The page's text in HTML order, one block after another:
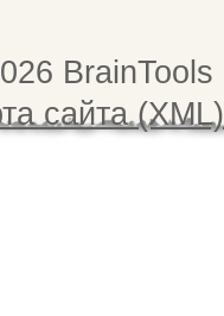
BrainTools
сайта (XML)